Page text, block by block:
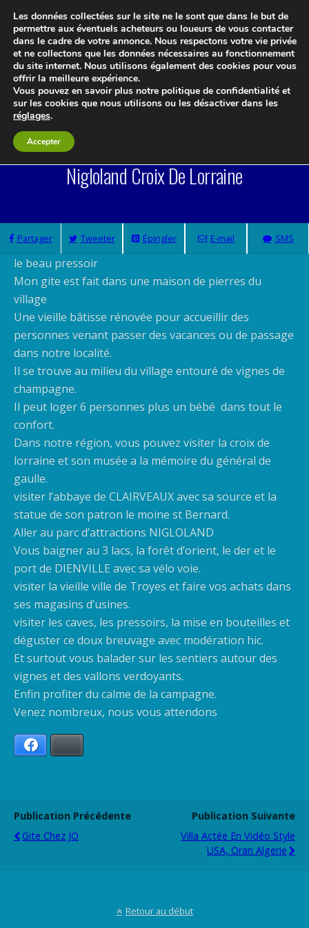
Le blog 3d-immo-visites
Gite Le Beau Pressoir 6 A 10 Places
Nigloland Croix De Lorraine
Partager Tweeter Épingler E-mail SMS
le beau pressoir
Mon gite est fait dans une maison de pierres du
village
Une vieille bâtisse rénovée pour accueillir des
personnes venant passer des vacances ou de passage
dans notre localité.
Il se trouve au milieu du village entouré de vignes de
champagne.
Il peut loger 6 personnes plus un bébé dans tout le
confort.
Dans notre région, vous pouvez visiter la croix de
lorraine et son musée a la mémoire du général de
gaulle.
visiter l’abbaye de CLAIRVEAUX avec sa source et la
statue de son patron le moine st Bernard.
Aller au parc d’attractions NIGLOLAND
Vous baigner au 3 lacs, la forêt d’orient, le der et le
port de DIENVILLE avec sa vélo voie.
visiter la vieille ville de Troyes et faire vos achats dans
ses magasins d’usines.
visiter les caves, les pressoirs, la mise en bouteilles et
déguster ce doux breuvage avec modération hic.
Et surtout vous balader sur les sentiers autour des
vignes et des vallons verdoyants.
Enfin profiter du calme de la campagne.
Venez nombreux, nous vous attendons
Publication Précédente
Gite Chez JO
Publication Suivante
Villa Actée En Vidéo Style
USA, Oran Algerie
Retour au début
Les données collectées sur le site ne le sont que dans le but de
permettre aux éventuels acheteurs ou loueurs de vous contacter
dans le cadre de votre annonce. Nous respectons votre vie privée
et ne collectons que les données nécessaires au fonctionnement
du site internet. Nous utilisons également des cookies pour vous
offrir la meilleure expérience.
Vous pouvez en savoir plus notre politique de confidentialité et
sur les cookies que nous utilisons ou les désactiver dans les
réglages.
Accepter